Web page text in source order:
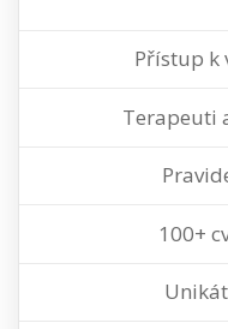
Přístup k
Terapeuti
100+